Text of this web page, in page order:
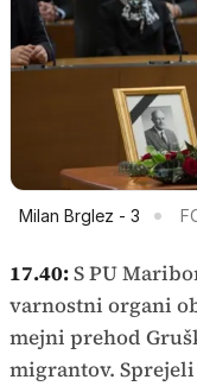
Milan Brglez - 3
17.40:S PU
varnostni organi
mejni prehod
migrantov.